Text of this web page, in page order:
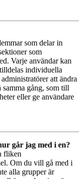
som delar in
som
Varje användar kan
individuella
att ändra
samma gång, som till
eller ge användare
går jag med i en?
fliken
Om du vill gå med i
alla grupper är